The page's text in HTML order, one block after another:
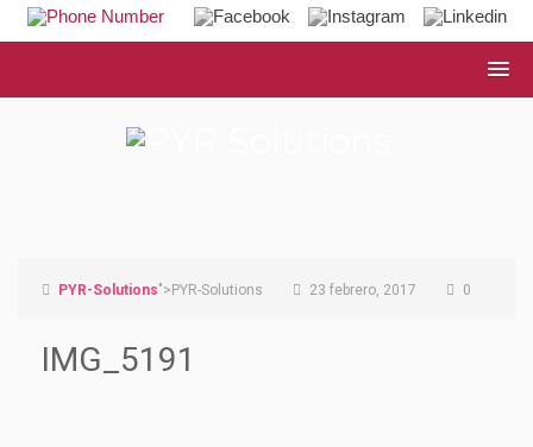
PYR-Solutions">PYR-Solutions 23 febrero, 2017 0
IMG_5191